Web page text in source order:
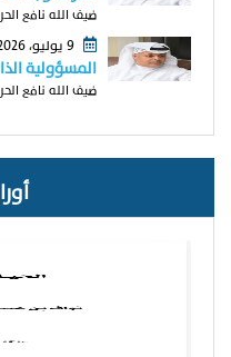
ضيف الله نافع
9 يوليو، 2026
المسؤولية
ضيف الله نافع